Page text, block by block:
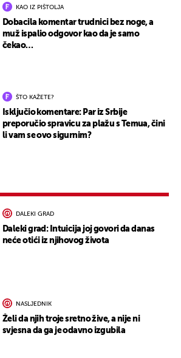
KAO IZ PIŠTOLJA
Dobacila komentar trudnici bez noge, a
muž ispalio odgovor kao da je samo
čekao…
ŠTO KAŽETE?
Isključio komentare: Par iz Srbije
preporučio spravicu za plažu s Temua, čini
li vam se ovo sigurnim?
DALEKI GRAD
Daleki grad: Intuicija joj govori da danas
neće otići iz njihovog života
NASLJEDNIK
Želi da njih troje sretno žive, a nije ni
svjesna da ga je odavno izgubila